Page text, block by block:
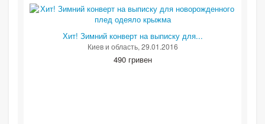
Хит! Зимний конверт на выписку для...
Киев и область, 29.01.2016
490 гривен